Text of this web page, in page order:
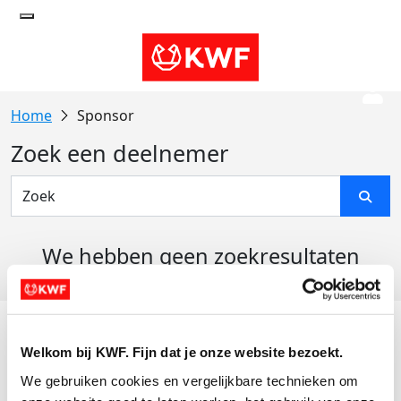
Welkom bij KWF. Fijn dat je onze website bezoekt.
We gebruiken cookies en vergelijkbare technieken om
Sponsor
Zoek een deelnemer
We hebben geen zoekresultaten
Actiematerialen
Evenementen